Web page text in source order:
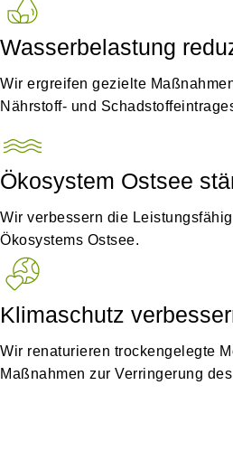
Wasserbelastung
Wir ergreifen gezielte
Nährstoff- und
Ökosystem Ostsee
Wir verbessern die
Ökosystems Ostsee.
Klimaschutz
Wir renaturieren trockengelegte
Maßnahmen zur Verringerung